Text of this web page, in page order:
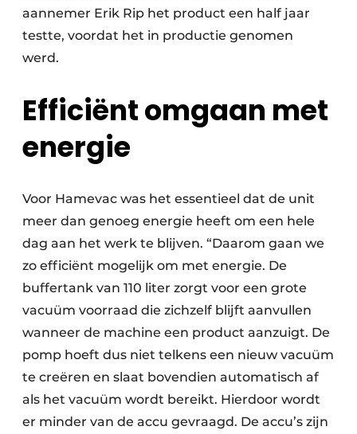
aannemer Erik Rip het product een half jaar
testte, voordat het in productie genomen
werd.
Efficiënt omgaan met
energie
Voor Hamevac was het essentieel dat de unit
meer dan genoeg energie heeft om een hele
dag aan het werk te blijven. “Daarom gaan we
zo efficiënt mogelijk om met energie. De
buffertank van 110 liter zorgt voor een grote
vacuüm voorraad die zichzelf blijft aanvullen
wanneer de machine een product aanzuigt. De
pomp hoeft dus niet telkens een nieuw vacuüm
te creëren en slaat bovendien automatisch af
als het vacuüm wordt bereikt. Hierdoor wordt
er minder van de accu gevraagd. De accu’s zijn